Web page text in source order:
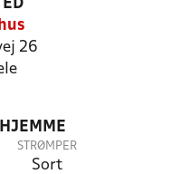
26
STRØMPER
Sort